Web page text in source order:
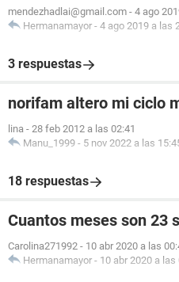
mendezhadlai@gmail.com - 4 ago
Hermanamayor - 4 ago 2019 a las
3 respuestas
norifam altero mi ciclo
lina - 28 feb 2012 a las 02:41
Manu_1999 - 5 nov 2022 a las
18 respuestas
Cuantos meses son 23
Carolina271992 - 10 abr 2020 a las
Hermanamayor - 10 abr 2020 a las